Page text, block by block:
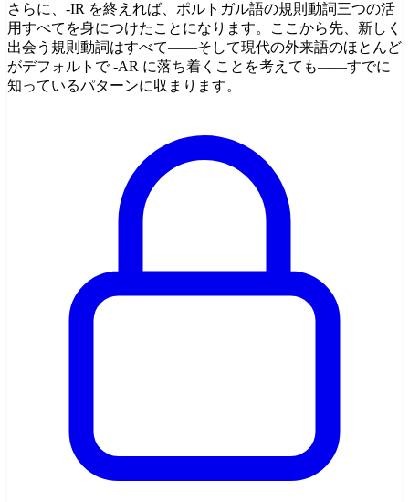
さらに、-IR を終えれば、ポルトガル語の規則動詞三つの活
用すべてを身につけたことになります。ここから先、新しく
出会う規則動詞はすべて——そして現代の外来語のほとんど
がデフォルトで -AR に落ち着くことを考えても——すでに
知っているパターンに収まります。